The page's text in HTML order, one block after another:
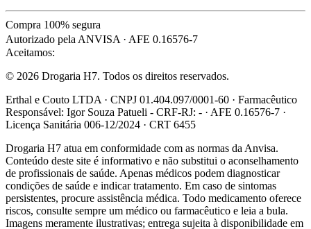
Compra 100% segura
Autorizado pela ANVISA · AFE 0.16576-7
Aceitamos:
© 2026 Drogaria H7. Todos os direitos reservados.
Erthal e Couto LTDA · CNPJ 01.404.097/0001-60 · Farmacêutico
Responsável: Igor Souza Patueli - CRF-RJ: - · AFE 0.16576-7 ·
Licença Sanitária 006-12/2024 · CRT 6455
Drogaria H7 atua em conformidade com as normas da Anvisa.
Conteúdo deste site é informativo e não substitui o aconselhamento
de profissionais de saúde. Apenas médicos podem diagnosticar
condições de saúde e indicar tratamento. Em caso de sintomas
persistentes, procure assistência médica. Todo medicamento oferece
riscos, consulte sempre um médico ou farmacêutico e leia a bula.
Imagens meramente ilustrativas; entrega sujeita à disponibilidade em